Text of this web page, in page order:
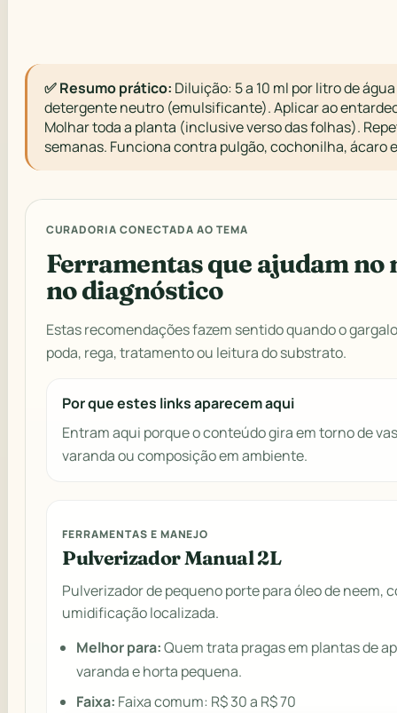
✅ Resumo prático: Diluição: 5 a 10 ml por litro de
detergente neutro (emulsificante). Aplicar ao
Molhar toda a planta (inclusive verso das folhas).
semanas. Funciona contra pulgão, cochonilha, ácaro
CURADORIA CONECTADA AO TEMA
Ferramentas que ajudam no
no diagnóstico
Estas recomendações fazem sentido quando o
poda, rega, tratamento ou leitura do substrato.
Por que estes links aparecem aqui
Entram aqui porque o conteúdo gira em torno de
varanda ou composição em ambiente.
FERRAMENTAS E MANEJO
Pulverizador Manual 2L
Pulverizador de pequeno porte para óleo de neem,
umidificação localizada.
Melhor para:Quem trata pragas em plantas de
varanda e horta pequena.
Faixa: Faixa comum: R$ 30 a R$ 70